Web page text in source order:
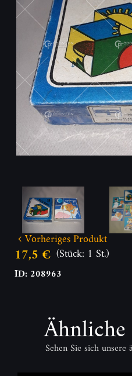
Vorheriges Produkt
17,5 € (Stück: 1 St.)
ID: 208963
Sehen Sie sich